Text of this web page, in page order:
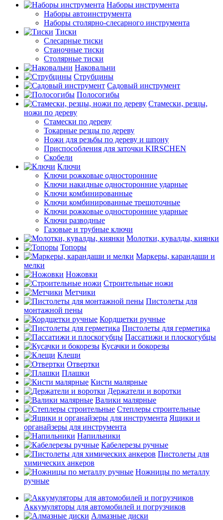
Наборы инструмента
Наборы автоинструмента
Наборы столярно-слесарного инструмента
Тиски
Слесарные тиски
Станочные тиски
Столярные тиски
Наковальни
Струбцины
Садовый инструмент
Полосогибы
Стамески, резцы,
ножи по дереву
Стамески по дереву
Токарные резцы по дереву
Ножи для резьбы по дереву и шпону
Приспособления для заточки KIRSCHEN
Скобели
Ключи
Ключи рожковые односторонние
Ключи накидные односторонние ударные
Ключи комбинированные
Ключи комбинированные трещоточные
Ключи рожковые односторонние ударные
Ключи разводные
Газовые и трубные ключи
Молотки, кувалды, киянки
Топоры
Маркеры, карандаши и
мелки
Ножовки
Строительные ножи
Метчики
Пистолеты для
монтажной пены
Кордщетки ручные
Пистолеты для герметика
Пассатижи и плоскогубцы
Кусачки и бокорезы
Клещи
Отвертки
Плашки
Кисти малярные
Держатели и воротки
Валики малярные
Степлеры строительные
Ящики и
органайзеры для инструмента
Напильники
Кабелерезы ручные
Пистолеты для
химических анкеров
Ножницы по металлу
ручные
Аккумуляторы для автомобилей и погрузчиков
Алмазные диски